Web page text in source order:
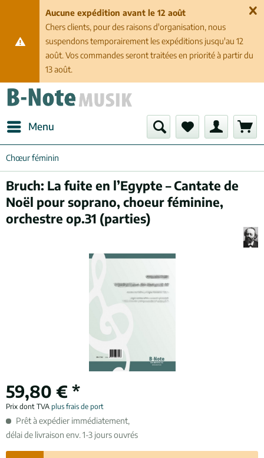
Aucune expédition avant le 12 août
Chers clients, pour des raisons d'organisation, nous
suspendons temporairement les expéditions jusqu'au 12
août. Vos commandes seront traitées en priorité à partir du
13 août.
Menu
Chœur féminin
Bruch: La fuite en l’Egypte – Cantate de
Noël pour soprano, choeur féminine,
orchestre op.31 (parties)
59,80 € *
Prix dont TVA plus frais de port
Prêt à expédier immédiatement,
délai de livraison env. 1-3 jours ouvrés